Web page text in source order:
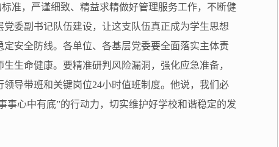
准，严谨细致、精益求精做好管理服务工作，不断健
委副书记队伍建设，让这支队伍真正成为学生思想
安全防线。各单位、各基层党委要全面落实主体责
生命健康。要精准研判风险漏洞，强化应急准备，
导带班和关键岗位24小时值班制度。他说，我们必
事心中有底”的行动力，切实维护好学校和谐稳定的发